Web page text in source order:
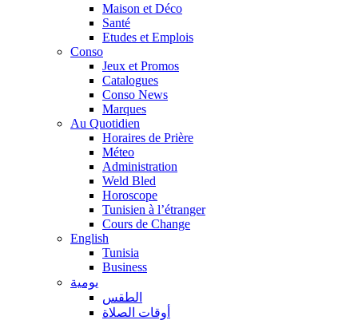
Maison et Déco
Santé
Etudes et Emplois
Conso
Jeux et Promos
Catalogues
Conso News
Marques
Au Quotidien
Horaires de Prière
Méteo
Administration
Weld Bled
Horoscope
Tunisien à l’étranger
Cours de Change
English
Tunisia
Business
يومية
الطقس
أوقات الصلاة